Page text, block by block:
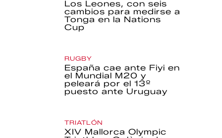
Los Leones, con seis
cambios para medirse a
Tonga en la Nations
Cup
RUGBY
España cae ante Fiyi en
el Mundial M20 y
peleará por el 13º
puesto ante Uruguay
TRIATLÓN
XIV Mallorca Olympic